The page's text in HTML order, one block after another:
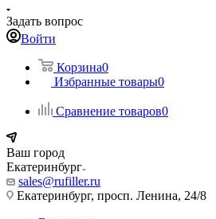
Задать вопрос
Войти
Корзина0
Избранные товары0
Сравнение товаров0
Ваш город
Екатеринбург
sales@rufiller.ru
Екатеринбург, просп. Ленина, 24/8